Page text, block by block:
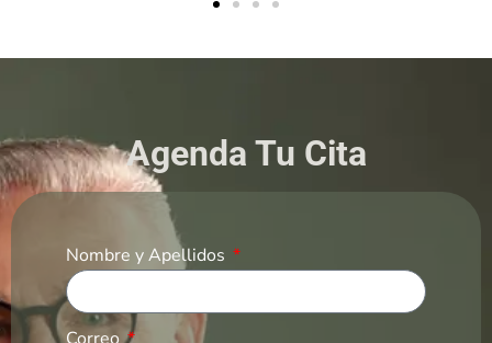
Agenda Tu Cita
Nombre y Apellidos